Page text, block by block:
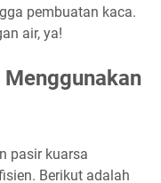
pembuatan kaca.
air, ya!
pasir kuarsa
Berikut adalah